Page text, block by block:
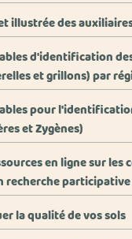
illustrée des
d'identification
et grillons) par
pour
et Zygènes)
en ligne sur les
recherche participative
la qualité de vos sols